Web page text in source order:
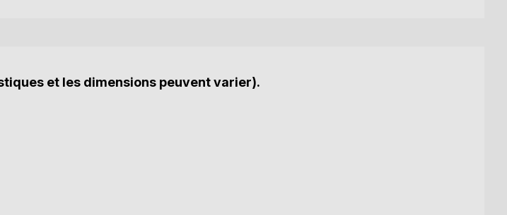
et les dimensions peuvent varier).